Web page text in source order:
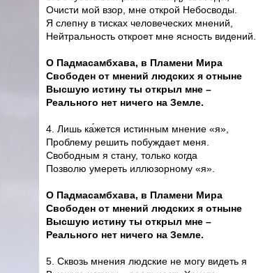
Очисти мой взор, мне открой Небосводы.
Я слепну в тисках человеческих мнений,
Нейтральность откроет мне ясность видений.
О Падмасамбхава, в Пламени Мира
Свободен от мнений людских я отныне
Высшую истину ты открыл мне –
Реального нет ничего на Земле.
4. Лишь кажется истинным мнение «я»,
Проблему решить побуждает меня.
Свободным я стану, только когда
Позволю умереть иллюзорному «я».
О Падмасамбхава, в Пламени Мира
Свободен от мнений людских я отныне
Высшую истину ты открыл мне –
Реального нет ничего на Земле.
5. Сквозь мнения людские не могу видеть я